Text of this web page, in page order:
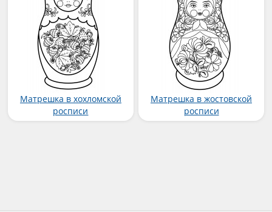
Матрешка в хохломской
росписи
Матрешка в жостовской
росписи